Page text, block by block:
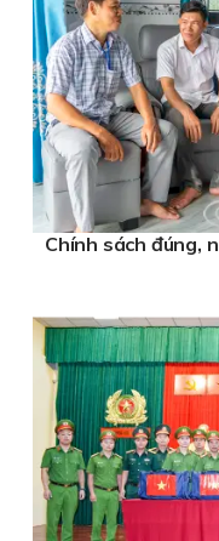
Chính sách đúng,